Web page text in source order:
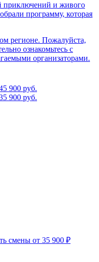
приключений и живого
программу, которая
регионе. Пожалуйста,
ознакомьтесь с
организаторами.
900 руб.
900 руб.
смены от 35 900 ₽